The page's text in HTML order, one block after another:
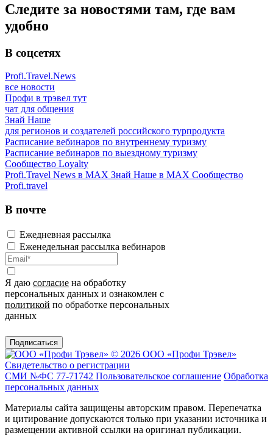
Следите за новостями там, где вам
удобно
В соцсетях
Profi.Travel.News
все новости
Профи в трэвел тут
чат для общения
Знай Наше
для регионов и создателей российского турпродукта
Расписание вебинаров по внутреннему туризму
Расписание вебинаров по выездному туризму
Сообщество Loyalty
Profi.Travel News в MAX Знай Наше в MAX Сообщество
Profi.travel
В почте
Ежедневная рассылка
Еженедельная рассылка вебинаров
Я даю согласие на обработку
персональных данных и ознакомлен с
политикой по обработке персональных
данных
Подписаться
© 2026 ООО «Профи Трэвeл»
Свидетельство о регистрации
СМИ №ФС 77-71742 Пользовательское соглашение Обработка
персональных данных
Материалы сайта защищены авторским правом. Перепечатка
и цитирование допускаются только при указании источника и
размещении активной ссылки на оригинал публикации.